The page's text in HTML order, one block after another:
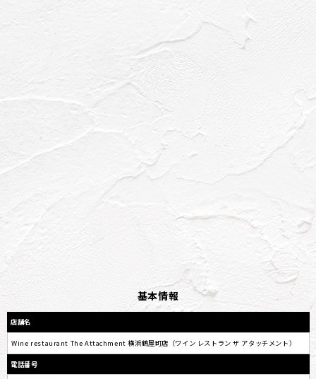
基本情報
店舗名
Wine restaurant The Attachment 横浜鶴屋町店（ワイン レストラン ザ アタッチメント）
電話番号